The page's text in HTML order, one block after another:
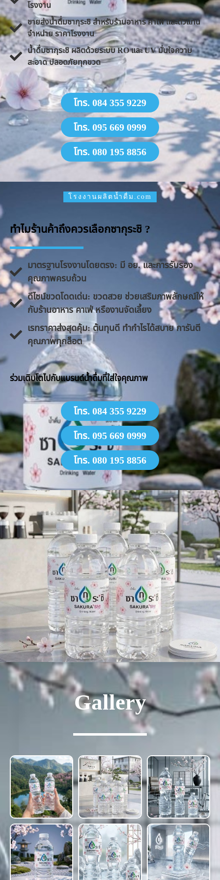
โรงงาน
ขายส่งน้ำดื่มซากุระชิ สำหรับร้านอาหาร คาเฟ่ และตัวแทน
จำหน่าย ราคาโรงงาน
น้ำดื่มซากุระชิ ผลิตด้วยระบบ RO และ UV มั่นใจความ
สะอาด ปลอดภัยทุกขวด
โทร. 084 355 9229
โทร. 095 669 0999
โทร. 080 195 8856
โรงงานผลิตน้ำดื่ม.com
ทำไมร้านค้าถึงควรเลือกซากุระชิ ?
มาตรฐานโรงงานโดยตรง: มี อย. และการรับรอง
คุณภาพครบถ้วน
ดีไซน์ขวดโดดเด่น: ขวดสวย ช่วยเสริมภาพลักษณ์ให้
กับร้านอาหาร คาเฟ่ หรืองานจัดเลี้ยง
​เรทราคาส่งสุดคุ้ม: ต้นทุนดี ทำกำไรได้สบาย การันตี
คุณภาพทุกล็อต
​ร่วมเติบโตไปกับแบรนด์น้ำดื่มที่ใส่ใจคุณภาพ
โทร. 084 355 9229
โทร. 095 669 0999
โทร. 080 195 8856
Gallery